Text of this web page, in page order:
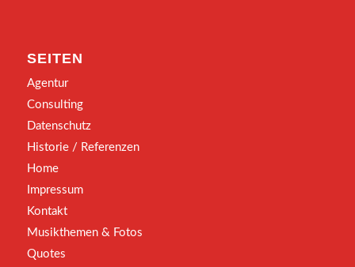
SEITEN
Agentur
Consulting
Datenschutz
Historie / Referenzen
Home
Impressum
Kontakt
Musikthemen & Fotos
Quotes